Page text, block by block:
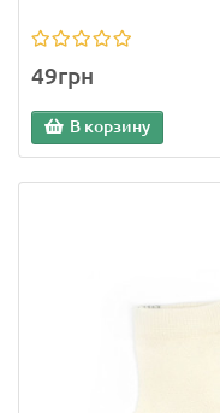
49грн
В корзину